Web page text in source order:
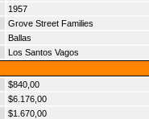
1957
Grove Street Families
Ballas
Los Santos Vagos
$840,00
$6.176,00
$1.670,00